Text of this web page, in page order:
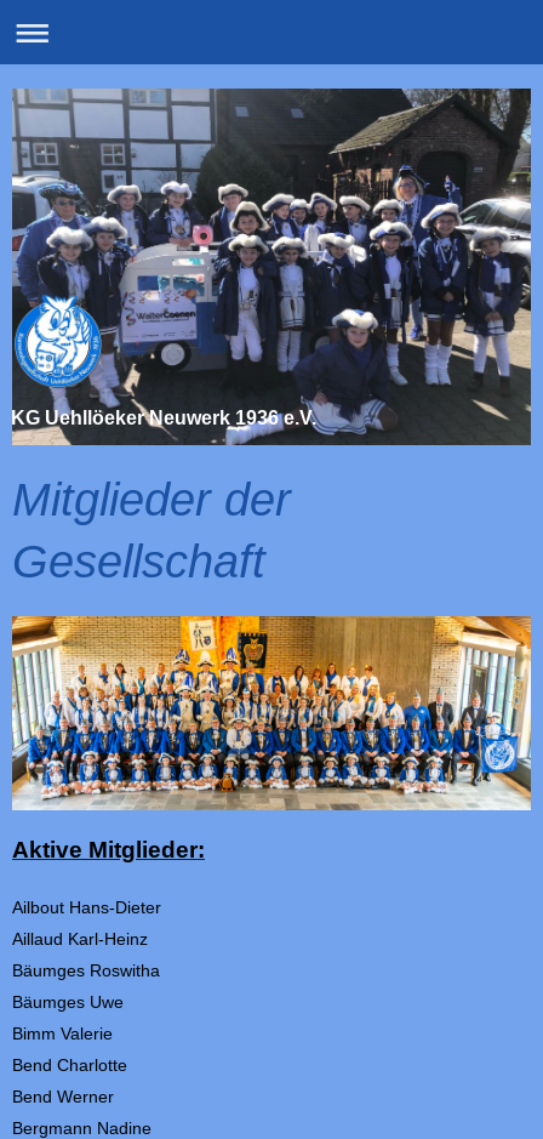
KG Uehllöeker Neuwerk 1936 e.V.
Mitglieder der
Gesellschaft
Aktive Mitglieder:
Ailbout Hans-Dieter
Aillaud Karl-Heinz
Bäumges Roswitha
Bäumges Uwe
Bimm Valerie
Bend Charlotte
Bend Werner
Bergmann Nadine